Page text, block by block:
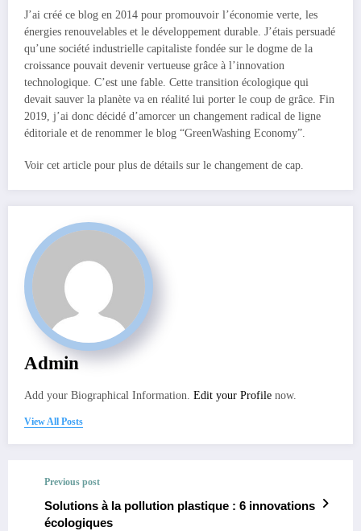
J’ai créé ce blog en 2014 pour promouvoir l’économie verte, les
énergies renouvelables et le développement durable. J’étais persuadé
qu’une société industrielle capitaliste fondée sur le dogme de la
croissance pouvait devenir vertueuse grâce à l’innovation
technologique. C’est une fable. Cette transition écologique qui
devait sauver la planète va en réalité lui porter le coup de grâce. Fin
2019, j’ai donc décidé d’amorcer un changement radical de ligne
éditoriale et de renommer le blog “GreenWashing Economy”.
Voir cet article pour plus de détails sur le changement de cap.
Admin
Add your Biographical Information. Edit your Profile now.
View All Posts
Previous post
Solutions à la pollution plastique : 6 innovations
écologiques